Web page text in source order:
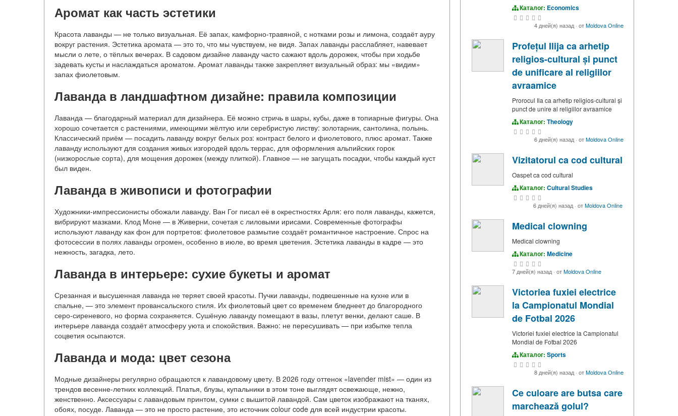
Аромат как часть эстетики
Красота лаванды — не только визуальная. Её запах, камфорно-травяной, с нотками розы и лимона, создаёт ауру
вокруг растения. Эстетика аромата — это то, что мы чувствуем, не видя. Запах лаванды расслабляет, навевает
мысли о лете, о тёплых вечерах. В садовом дизайне лаванду часто сажают вдоль дорожек, чтобы при ходьбе
задевать кусты и наслаждаться ароматом. Аромат лаванды также закрепляет визуальный образ: мы «видим»
запах фиолетовым.
Лаванда в ландшафтном дизайне: правила композиции
Лаванда — благодарный материал для дизайнера. Её можно стричь в шары, кубы, даже в топиарные фигуры. Она
хорошо сочетается с растениями, имеющими жёлтую или серебристую листву: золотарник, сантолина, полынь.
Классический приём — посадить лаванду вокруг белых роз: контраст белого и фиолетового, плюс аромат. Также
лаванду используют для создания живых изгородей вдоль террас, для оформления альпийских горок
(низкорослые сорта), для мощения дорожек (между плиткой). Главное — не загущать посадки, чтобы каждый куст
был виден.
Лаванда в живописи и фотографии
Художники-импрессионисты обожали лаванду. Ван Гог писал её в окрестностях Арля: его поля лаванды, кажется,
вибрируют мазками. Клод Моне — в Живерни, сочетая с лиловыми ирисами. Современные фотографы
используют лаванду как фон для портретов: фиолетовое размытие создаёт романтичное настроение. Спрос на
фотосессии в полях лаванды огромен, особенно в июле, во время цветения. Эстетика лаванды в кадре — это
нежность, загадка, лето.
Лаванда в интерьере: сухие букеты и аромат
Срезанная и высушенная лаванда не теряет своей красоты. Пучки лаванды, подвешенные на кухне или в
спальне, — это элемент провансальского стиля. Их фиолетовый цвет со временем бледнеет до благородного
серо-сиреневого, но форма сохраняется. Сушёную лаванду помещают в вазы, плетут венки, делают саше. В
интерьере лаванда создаёт атмосферу уюта и спокойствия. Важно: не пересушивать — при избытке тепла
соцветия осыпаются.
Лаванда и мода: цвет сезона
Модные дизайнеры регулярно обращаются к лавандовому цвету. В 2026 году оттенок «lavender mist» — один из
трендов весенне-летних коллекций. Платья, блузы, купальники в этом тоне выглядят освежающе, нежно,
женственно. Аксессуары с лавандовым принтом, сумки с вышитой лавандой. Сам цветок изображают на тканях,
обоях, посуде. Лаванда — это не просто растение, это источник colour code для всей индустрии красоты.
Каталог: Economics
4 дней(я) назад· отMoldova Online
Profețul Ilija ca arhetip
religios-cultural și punct
de unificare al religiilor
avraamice
Prorocul Ila ca arhetip religios-cultural și
punct de unire al religiilor avraamice
Каталог: Theology
6 дней(я) назад· отMoldova Online
Vizitatorul ca cod cultural
Oaspet ca cod cultural
Каталог: Cultural Studies
6 дней(я) назад· отMoldova Online
Medical clowning
Medical clowning
Каталог: Medicine
7 дней(я) назад· отMoldova Online
Victoriea fuxiei electrice
la Campionatul Mondial
de Fotbal 2026
Victoriei fuxiei electrice la Campionatul
Mondial de Fotbal 2026
Каталог: Sports
8 дней(я) назад· отMoldova Online
Ce culoare are butsa care
marchează golul?